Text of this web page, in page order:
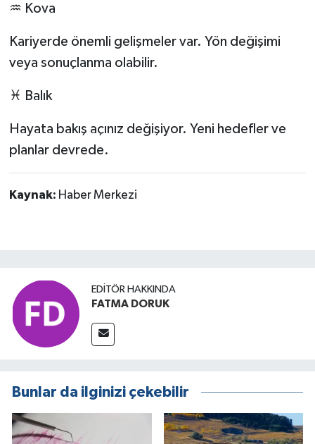
♒ Kova
Kariyerde önemli gelişmeler var. Yön değişimi
veya sonuçlanma olabilir.
♓ Balık
Hayata bakış açınız değişiyor. Yeni hedefler ve
planlar devrede.
Kaynak: Haber Merkezi
EDITÖR HAKKINDA
FATMA DORUK
Bunlar da ilginizi çekebilir